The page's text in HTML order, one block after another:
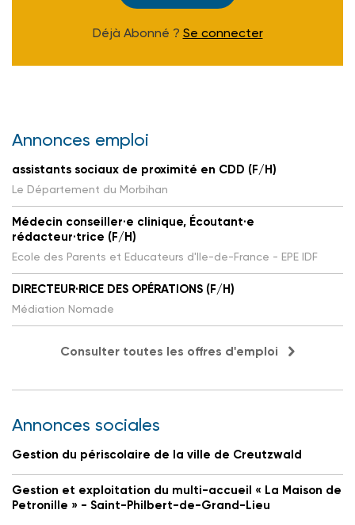
Déjà Abonné ? Se connecter
Annonces emploi
assistants sociaux de proximité en CDD (F/H)
Le Département du Morbihan
Médecin conseiller·e clinique, Écoutant·e
rédacteur·trice (F/H)
Ecole des Parents et Educateurs d'Ile-de-France - EPE IDF
DIRECTEUR·RICE DES OPÉRATIONS (F/H)
Médiation Nomade
Consulter toutes les offres d'emploi
Annonces sociales
Gestion du périscolaire de la ville de Creutzwald
Gestion et exploitation du multi-accueil « La Maison de
Petronille » - Saint-Philbert-de-Grand-Lieu